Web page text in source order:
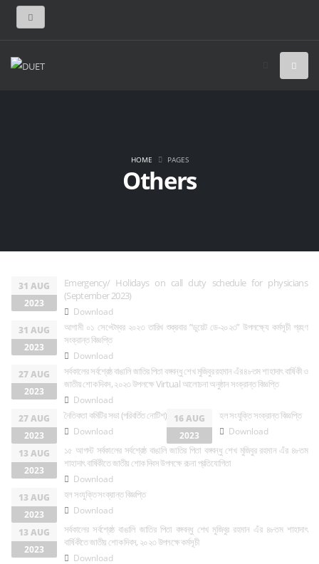
Others
HOME PAGES
31 AUG
2023
Emergency/ Holidays on call duty schedule for physicians
(September 2023)
Download
31 AUG
2023
আগামী ০১ সেপ্টেম্বর ২০২৩ তারিখ শুক্রবার ”ডুয়েট ডে-২০২৩” উপলক্ষ্যে কর্মসূচী গ্রহণ
সংক্রান্ত বিজ্ঞপ্তি
Download
27 AUG
2023
সর্বকালের সর্বশ্রেষ্ঠ বাঙালি জাতির পিতা বঙ্গবন্ধু শেখ মুজিবুর রহমান এঁর ৪৮তম শাহাদাৎ বার্ষিকী ও
জাতীয় শোক দিবস, ২০২৩ উপলক্ষে Virtual আলোচনা অনুষ্ঠান সংক্রান্ত বিজ্ঞপ্তি
Download
27 AUG
2023
নৈতিকতা কমিটির সভা (পরিবর্তিত নোটিশ)
Download
16 AUG
2023
হল সংযুক্তি সংক্রান্ত বিজ্ঞপ্তি
Download
13 AUG
2023
১৫ আগস্ট সর্বকালের সর্বশ্রেষ্ঠ বাঙালি জাতির পিতা বঙ্গবন্ধু শেখ মুজিবুর রহমান এঁর ৪৮তম
শাহাদাৎ বার্ষিকীতে জাতীয় শোক দিবস উপলক্ষে রচনা প্রতিযোগিতা
Download
13 AUG
2023
হল সংযুক্তি সংক্রান্ত বিজ্ঞপ্তি
Download
13 AUG
2023
সর্বকালের সর্বশ্রেষ্ঠ বাঙালি জাতির পিতা বঙ্গবন্ধু শেখ মুজিবুর রহমান এঁর ৪৮তম শাহাদাৎ
বার্ষিকীতে জাতীয় শোক দিবস, ২০২৩ উপলক্ষে কর্মসূচী
Download